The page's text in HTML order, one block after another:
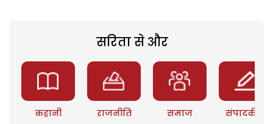
सरिता से और
कहानी राजनीति समाज संपादकीय